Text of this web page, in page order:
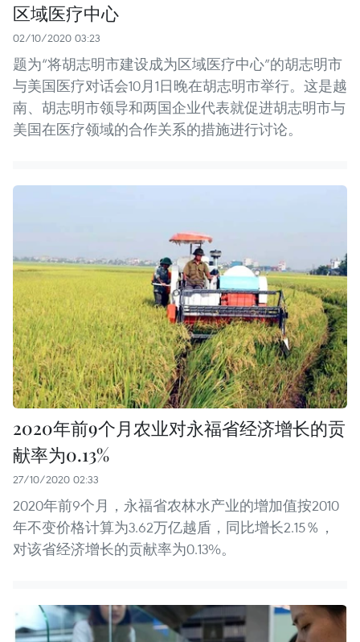
区域医疗中心
02/10/2020 03:23
题为“将胡志明市建设成为区域医疗中心”的胡志明市
与美国医疗对话会10月1日晚在胡志明市举行。这是越
南、胡志明市领导和两国企业代表就促进胡志明市与
美国在医疗领域的合作关系的措施进行讨论。
2020年前9个月农业对永福省经济增长的贡
献率为0.13%
27/10/2020 02:33
2020年前9个月，永福省农林水产业的增加值按2010
年不变价格计算为3.62万亿越盾，同比增长2.15％，
对该省经济增长的贡献率为0.13%。